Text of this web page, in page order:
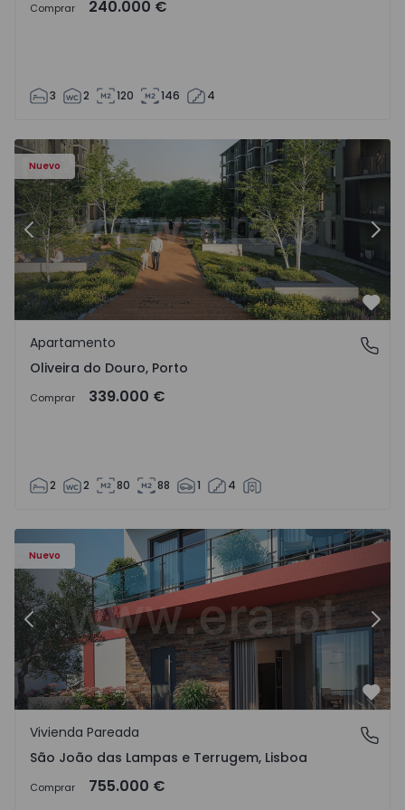
Comprar 240.000 €
3 2 120 146 4
Nuevo
1575522 - 8
Apartamento T2 Vila Nova de Gaia, Oliveira do Douro -
Anterior
Oliveira do Douro, Porto
Apartamento
Oliveira do Douro, Porto
Comprar 339.000 €
2 2 80 88 1 4
Nuevo
Anterior
São João das Lampas e Terrugem, Lisboa
Vivienda Pareada
São João das Lampas e Terrugem, Lisboa
Comprar 755.000 €